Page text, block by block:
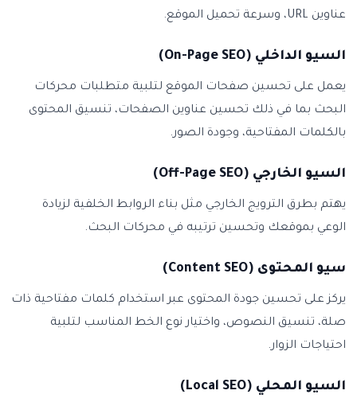
عناوين URL، وسرعة تحميل الموقع.
السيو الداخلي (On-Page SEO)
يعمل على تحسين صفحات الموقع لتلبية متطلبات محركات
البحث بما في ذلك تحسين عناوين الصفحات، تنسيق المحتوى
بالكلمات المفتاحية، وجودة الصور.
السيو الخارجي (Off-Page SEO)
يهتم بطرق الترويج الخارجي مثل بناء الروابط الخلفية لزيادة
الوعي بموقعك وتحسين ترتيبه في محركات البحث.
سيو المحتوى (Content SEO)
يركز على تحسين جودة المحتوى عبر استخدام كلمات مفتاحية ذات
صلة، تنسيق النصوص، واختيار نوع الخط المناسب لتلبية
احتياجات الزوار.
السيو المحلي (Local SEO)